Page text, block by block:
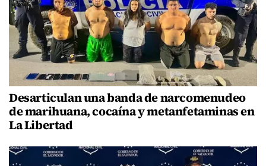
Desarticulan una banda de narcomenudeo
de marihuana, cocaína y metanfetaminas en
La Libertad